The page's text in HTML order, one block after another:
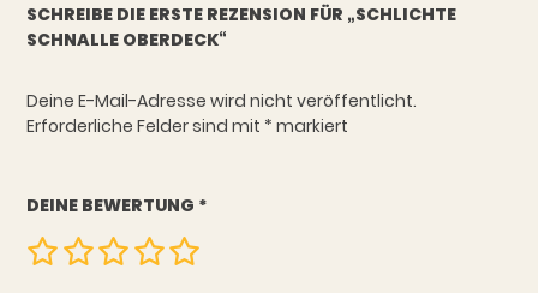
SCHREIBE DIE ERSTE REZENSION FÜR „SCHLICHTE
SCHNALLE OBERDECK“
Deine E-Mail-Adresse wird nicht veröffentlicht.
Erforderliche Felder sind mit * markiert
DEINE BEWERTUNG *